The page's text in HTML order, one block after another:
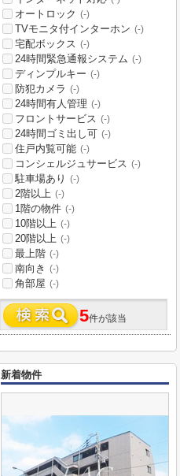
オートロック (-)
TVモニタ付インターホン (-)
宅配ボックス (-)
24時間緊急通報システム (-)
ディンプルキー (-)
防犯カメラ (-)
24時間有人管理 (-)
フロントサービス (-)
24時間ゴミ出し可 (-)
住戸内覧可能 (-)
コンシェルジュサービス (-)
駐車場あり (-)
2階以上 (-)
1階の物件 (-)
10階以上 (-)
20階以上 (-)
最上階 (-)
南向き (-)
角部屋 (-)
5件が該当
新着物件